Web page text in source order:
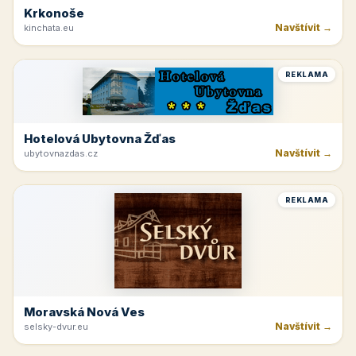
Krkonoše
kinchata.eu Navštívit →
REKLAMA
Hotelová Ubytovna Žďas
ubytovnazdas.cz Navštívit →
REKLAMA
Moravská Nová Ves
selsky-dvur.eu Navštívit →